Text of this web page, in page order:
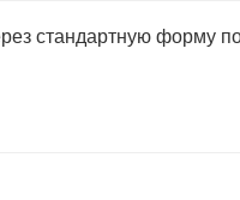
стандартную форму